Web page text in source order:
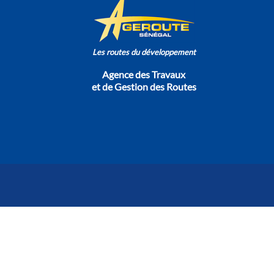
Les routes du développement
Agence des Travaux
et de Gestion des Routes